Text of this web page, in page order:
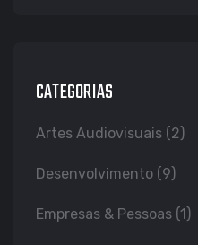
CATEGORIAS
Artes Audiovisuais (2)
Desenvolvimento (9)
Empresas & Pessoas (1)